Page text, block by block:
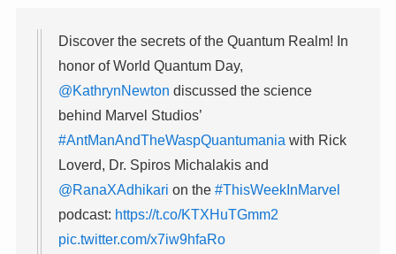
Discover the secrets of the Quantum Realm! In
honor of World Quantum Day,
@KathrynNewton discussed the science
behind Marvel Studios’
#AntManAndTheWaspQuantumania with Rick
Loverd, Dr. Spiros Michalakis and
@RanaXAdhikari on the #ThisWeekInMarvel
podcast: https://t.co/KTXHuTGmm2
pic.twitter.com/x7iw9hfaRo